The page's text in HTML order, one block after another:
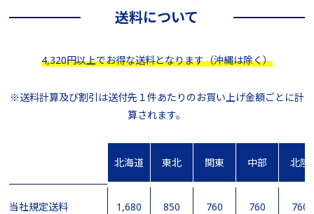
送料について
4,320円以上でお得な送料となります（沖縄は除く）
※送料計算及び割引は送付先１件あたりのお買い上げ金額ごとに計
算されます。
北海道 東北 関東 中部 北陸
当社規定送料 1,680 850 760 760 760